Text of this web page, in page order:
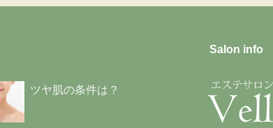
ツヤ肌の条件は？
Salon info